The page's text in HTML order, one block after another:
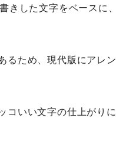
きした文字をベースに、
るため、現代版にアレン
コいい文字の仕上がりに